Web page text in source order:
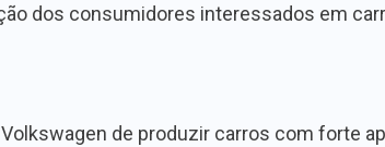
dos consumidores interessados em
de produzir carros com forte